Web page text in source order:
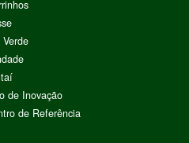
de Inovação
de Referência